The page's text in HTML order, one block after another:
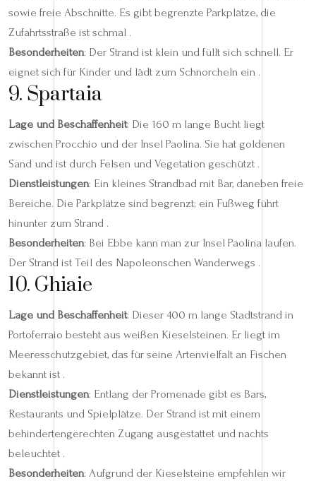
sowie freie Abschnitte. Es gibt begrenzte Parkplätze, die
Zufahrtsstraße ist schmal .
Besonderheiten: Der Strand ist klein und füllt sich schnell. Er
eignet sich für Kinder und lädt zum Schnorcheln ein .
9. Spartaia
Lage und Beschaffenheit: Die 160 m lange Bucht liegt
zwischen Procchio und der Insel Paolina. Sie hat goldenen
Sand und ist durch Felsen und Vegetation geschützt .
Dienstleistungen: Ein kleines Strandbad mit Bar, daneben freie
Bereiche. Die Parkplätze sind begrenzt; ein Fußweg führt
hinunter zum Strand .
Besonderheiten: Bei Ebbe kann man zur Insel Paolina laufen.
Der Strand ist Teil des Napoleonschen Wanderwegs .
10. Ghiaie
Lage und Beschaffenheit: Dieser 400 m lange Stadtstrand in
Portoferraio besteht aus weißen Kieselsteinen. Er liegt im
Meeresschutzgebiet, das für seine Artenvielfalt an Fischen
bekannt ist .
Dienstleistungen: Entlang der Promenade gibt es Bars,
Restaurants und Spielplätze. Der Strand ist mit einem
behindertengerechten Zugang ausgestattet und nachts
beleuchtet .
Besonderheiten: Aufgrund der Kieselsteine empfehlen wir